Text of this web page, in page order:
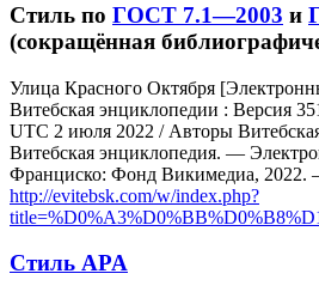
Стиль по ГОСТ 7.1—2003 и
(сокращённая
Улица Красного Октября
Витебская энциклопедии : Версия
UTC 2 июля 2022 / Авторы
Витебская энциклопедия. —
Франциско: Фонд Викимедиа, 2022.
http://evitebsk.com/w/index.php?
Стиль APA